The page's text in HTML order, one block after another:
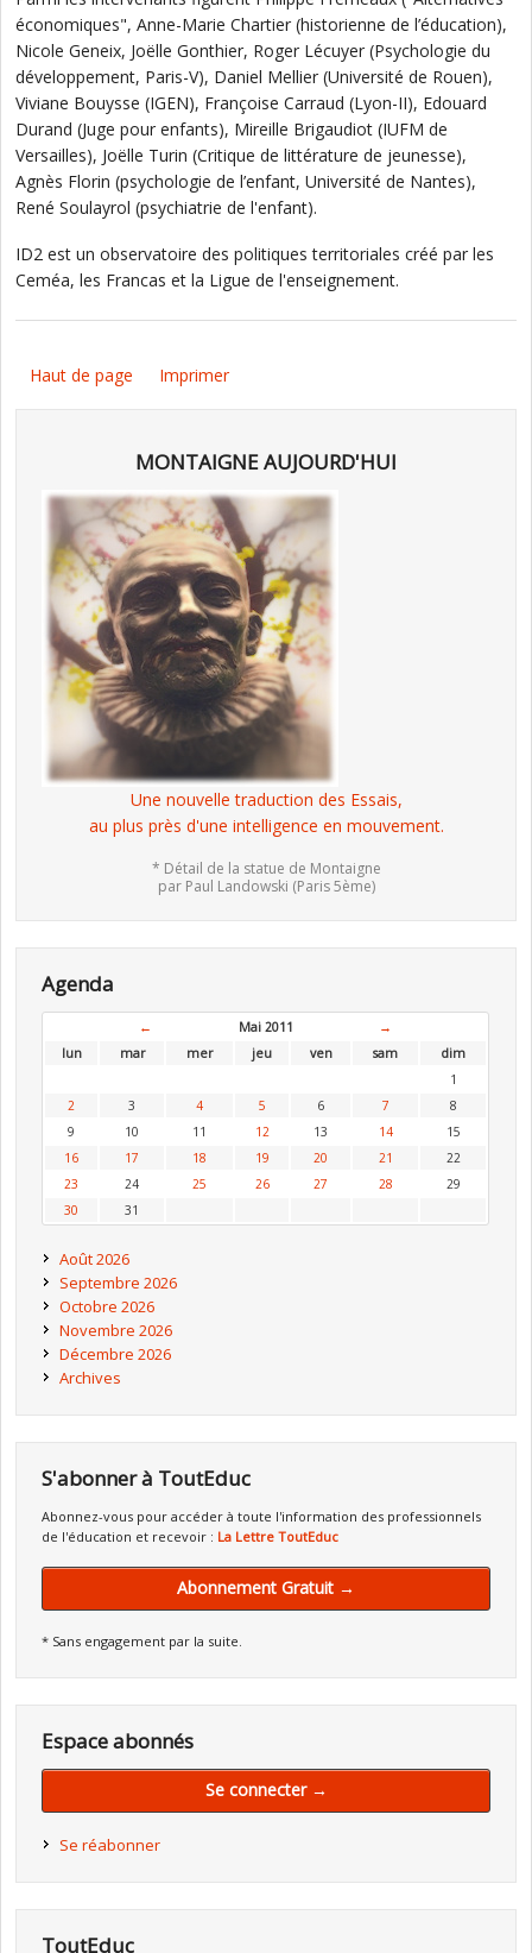
économiques", Anne-Marie Chartier (historienne de l’éducation),
Nicole Geneix, Joëlle Gonthier, Roger Lécuyer (Psychologie du
développement, Paris-V), Daniel Mellier (Université de Rouen),
Viviane Bouysse (IGEN), Françoise Carraud (Lyon-II), Edouard
Durand (Juge pour enfants), Mireille Brigaudiot (IUFM de
Versailles), Joëlle Turin (Critique de littérature de jeunesse),
Agnès Florin (psychologie de l’enfant, Université de Nantes),
René Soulayrol (psychiatrie de l'enfant).
ID2 est un observatoire des politiques territoriales créé par les
Ceméa, les Francas et la Ligue de l'enseignement.
Haut de page Imprimer
MONTAIGNE AUJOURD'HUI
Une nouvelle traduction des Essais,
au plus près d'une intelligence en mouvement.
* Détail de la statue de Montaigne
par Paul Landowski (Paris 5ème)
Agenda
← Mai 2011
→
lun
mar mer jeu ven sam
dim
1
2
3 4 5 6 7
8
9
10 11 12 13 14
15
16
17 18 19 20 21
22
23
24 25 26 27 28
29
30
31
Août 2026
Septembre 2026
Octobre 2026
Novembre 2026
Décembre 2026
Archives
S'abonner à ToutEduc
Abonnez-vous pour accéder à toute l'information des professionnels
de l'éducation et recevoir : La Lettre ToutEduc
Abonnement Gratuit →
* Sans engagement par la suite.
Espace abonnés
Se connecter →
Se réabonner
ToutEduc